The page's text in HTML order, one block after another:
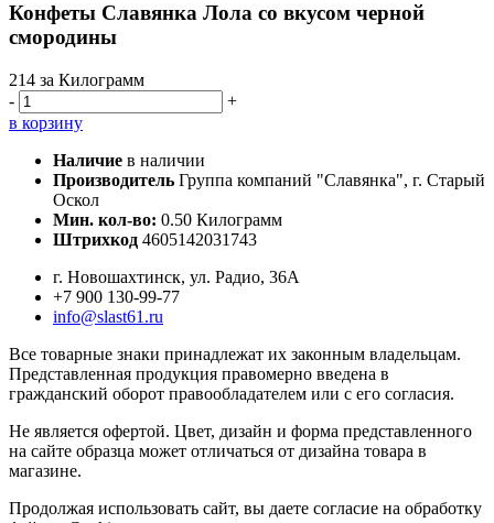
Конфеты Славянка Лола со вкусом черной
смородины
214 за Килограмм
-
+
в корзину
Наличие в наличии
Производитель Группа компаний "Славянка", г. Старый
Оскол
Мин. кол-во: 0.50 Килограмм
Штрихкод 4605142031743
г. Новошахтинск, ул. Радио, 36А
+7 900 130-99-77
info@slast61.ru
Все товарные знаки принадлежат их законным владельцам.
Представленная продукция правомерно введена в
гражданский оборот правообладателем или с его согласия.
Не является офертой. Цвет, дизайн и форма представленного
на сайте образца может отличаться от дизайна товара в
магазине.
Продолжая использовать сайт, вы даете согласие на обработку